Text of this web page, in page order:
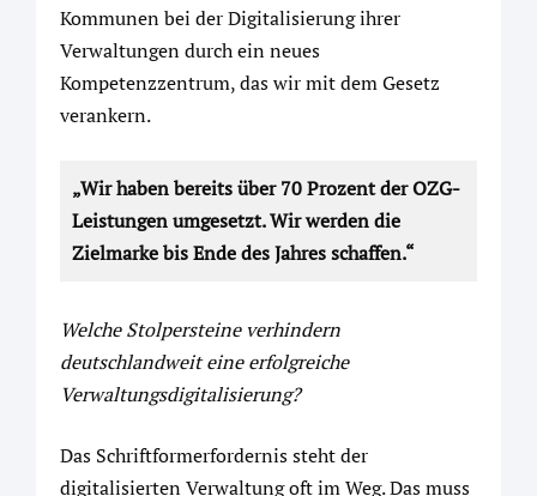
Kommunen bei der Digitalisierung ihrer
Verwaltungen durch ein neues
Kompetenzzentrum, das wir mit dem Gesetz
verankern.
„Wir haben bereits über 70 Prozent der OZG-
Leistungen umgesetzt. Wir werden die
Zielmarke bis Ende des Jahres schaffen.“
Welche Stolpersteine verhindern
deutschlandweit eine erfolgreiche
Verwaltungsdigitalisierung?
Das Schriftformerfordernis steht der
digitalisierten Verwaltung oft im Weg. Das muss